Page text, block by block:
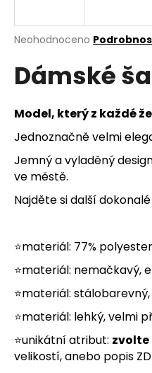
Průměrné
produktu
je
z
5
hvězdiček.
Neohodnoceno
Dámské
Model, který z každé
Jednoznačně velmi
Jemný a vyladěný
ve městě.
Najděte si další
⭐materiál: 77%
⭐materiál: nemačkavý,
⭐materiál:
⭐materiál: lehký, velmi
⭐unikátní atribut: zvolte
velikostí, anebo popis
j
t
?
o
p
o
r
u
č
u
j
e